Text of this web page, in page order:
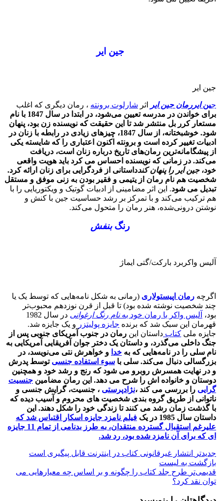
جین ایر
جین ایر
جینایررمان جین ایر اثر شارلوت برونته ، رمان دیگری که اغلب
برای خواندن در مدرسه تعیین می‌شود، در ابتدا در سال 1847 با نام
مستعار کرر بل منتشر شد تا این حقیقت که نویسنده زن بود، پنهان
شود. خوشبختانه، از سال 1847، چیزهای زیادی در رابطه با زنان در
ادبیات تغییر کرده است و برونته اکنون اعتباری را که شایسته یکی
از پیشگامانه‌ترین رمان‌های تاریخ درباره زنان است، دریافت
می‌کند. در زمانی که نویسنده احساس می کرد باید هویت واقعی
خود،جین ایر را پنهان کندداستانی از فردگرایی برای زنان ارائه کرد.
شخصیت هم نام رمان از یتیمی و فقیر بودن به زنی موفق و مستقل
تبدیل می شود. این اثر مضامینی از ادبیات گوتیک و ویکتوریایی را با
هم ترکیب می‌کند و با تمرکز بر رشد حساسیت جین با کنش و
نوشتن درونی‌شده، هنر رمان را متحول می‌کند.
رنگ بنفش
آلیس واکربرد بارکت/گتی ایماژ
اگرچه رمان اپیستولاری (رمانی به شکل نامه‌هایی که توسط یک یا
چند شخصیت نوشته شده بود) تا قبل از قرن نوزدهم محبوب‌تر
بود، آلیس واکر با رمان خود بهنام رنگ ارغوانی
در سال 1982
قهرمان این سبک شد که برنده جایزه پولیتزر و یک جایزه شد.
جایزه ملی کتاب داستان این رمان در جنوب آمریکای جنوبی پس از
جنگ داخلی می‌گذرد، و داستان یک دختر جوان آفریقایی آمریکایی به
نام سلی را در نامه‌هایی که به خدا و خواهرش نتی می‌نویسد، در
بزرگسالی دنبال می‌کند. سلی با سوء استفاده جنسی توسط پدرش
و در نهایت همسرش روبرو می شود که رنج و رشد خود و همچنین
دوستان و خانواده اش را شرح می دهد. این رمان مضامین جنسیت
گرایی را بررسی می کند ،نژادپرستی ، جنسیت، گرایش جنسی و
ناتوانی از طریق گروه بندی شخصیت های محروم و آسیب دیده که
با گذشت زمان رشد می کنند تا زندگی خود را شکل دهند. این
داستان سال 1985 در یک
فیلم نامزد جایزه اسکار اقتباس شد که
علیرغم استقبال گسترده منتقدان، به طرز بدنامی از تمام 11 جایزه
ای که برای آن نامزد شده بود، رد شد.
جدیدتر
انتشار غیرقانونی کتاب در اینترنت قابل پیگیری است
بازگشت بە لیست
قدیمی‌تر طرح جلد کتاب را چگونه و بر اساس چه معیارهایی می
توان نقد کرد؟